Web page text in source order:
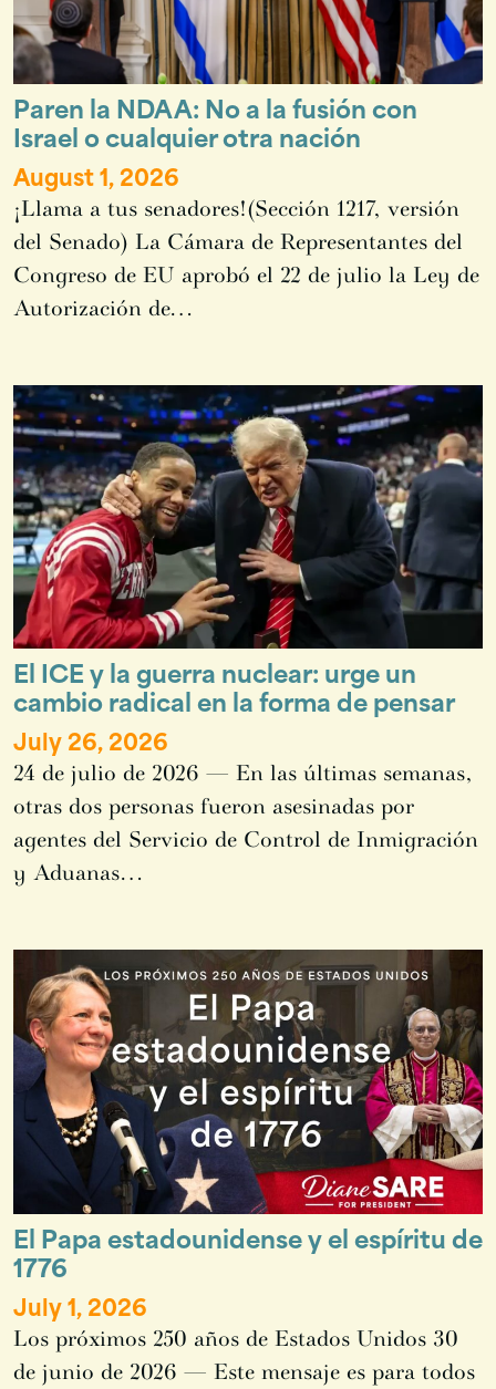
Paren la NDAA: No a la fusión con
Israel o cualquier otra nación
August 1, 2026
¡Llama a tus senadores!(Sección 1217, versión
del Senado) La Cámara de Representantes del
Congreso de EU aprobó el 22 de julio la Ley de
Autorización de…
El ICE y la guerra nuclear: urge un
cambio radical en la forma de pensar
July 26, 2026
24 de julio de 2026 — En las últimas semanas,
otras dos personas fueron asesinadas por
agentes del Servicio de Control de Inmigración
y Aduanas…
El Papa estadounidense y el espíritu de
1776
July 1, 2026
Los próximos 250 años de Estados Unidos 30
de junio de 2026 — Este mensaje es para todos